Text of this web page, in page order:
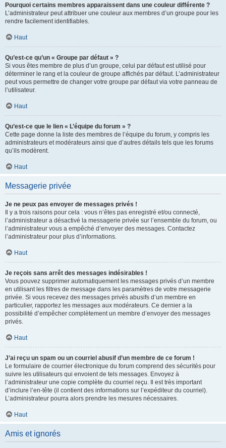
Pourquoi certains membres apparaissent dans une couleur différente ?
L’administrateur peut attribuer une couleur aux membres d’un groupe pour les
rendre facilement identifiables.
Haut
Qu’est-ce qu’un « Groupe par défaut » ?
Si vous êtes membre de plus d’un groupe, celui par défaut est utilisé pour
déterminer le rang et la couleur de groupe affichés par défaut. L’administrateur
peut vous permettre de changer votre groupe par défaut via votre panneau de
l’utilisateur.
Haut
Qu’est-ce que le lien « L’équipe du forum » ?
Cette page donne la liste des membres de l’équipe du forum, y compris les
administrateurs et modérateurs ainsi que d’autres détails tels que les forums
qu’ils modèrent.
Haut
Messagerie privée
Je ne peux pas envoyer de messages privés !
Il y a trois raisons pour cela : vous n’êtes pas enregistré et/ou connecté,
l’administrateur a désactivé la messagerie privée sur l’ensemble du forum, ou
l’administrateur vous a empêché d’envoyer des messages. Contactez
l’administrateur pour plus d’informations.
Haut
Je reçois sans arrêt des messages indésirables !
Vous pouvez supprimer automatiquement les messages privés d’un membre
en utilisant les filtres de message dans les paramètres de votre messagerie
privée. Si vous recevez des messages privés abusifs d’un membre en
particulier, rapportez les messages aux modérateurs. Ce dernier a la
possibilité d’empêcher complètement un membre d’envoyer des messages
privés.
Haut
J’ai reçu un spam ou un courriel abusif d’un membre de ce forum !
Le formulaire de courrier électronique du forum comprend des sécurités pour
suivre les utilisateurs qui envoient de tels messages. Envoyez à
l’administrateur une copie complète du courriel reçu. Il est très important
d’inclure l’en-tête (il contient des informations sur l’expéditeur du courriel).
L’administrateur pourra alors prendre les mesures nécessaires.
Haut
Amis et ignorés